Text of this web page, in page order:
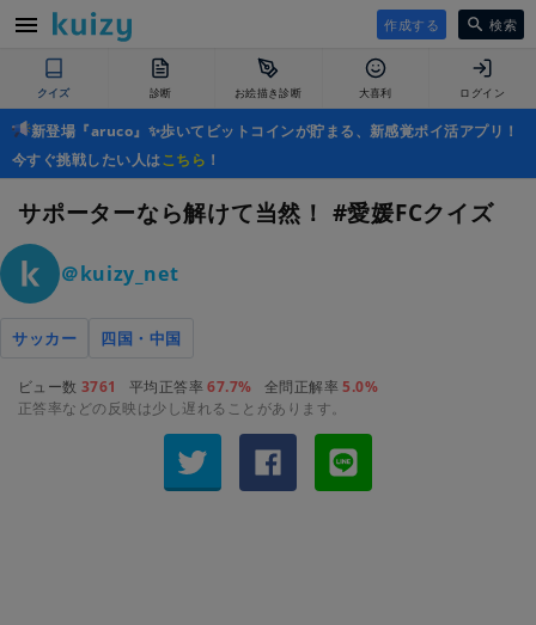
作成する 検索
クイズ 診断 お絵描き診断 大喜利 ログイン
新登場『aruco』✨歩いてビットコインが貯まる、新感覚ポイ活アプリ！
今すぐ挑戦したい人はこちら ！
サポーターなら解けて当然！ #愛媛FCクイズ
＠kuizy_net
サッカー 四国・中国
ビュー数 3761 平均正答率67.7% 全問正解率5.0%
正答率などの反映は少し遅れることがあります。